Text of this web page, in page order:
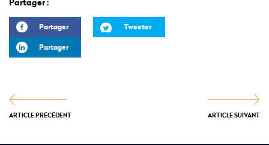
Partager
Tweeter
Partager
ARTICLE PRÉCÉDENT ARTICLE SUIVANT